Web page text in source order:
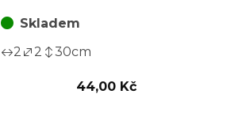
Skladem
2
2 30cm
44,00 Kč